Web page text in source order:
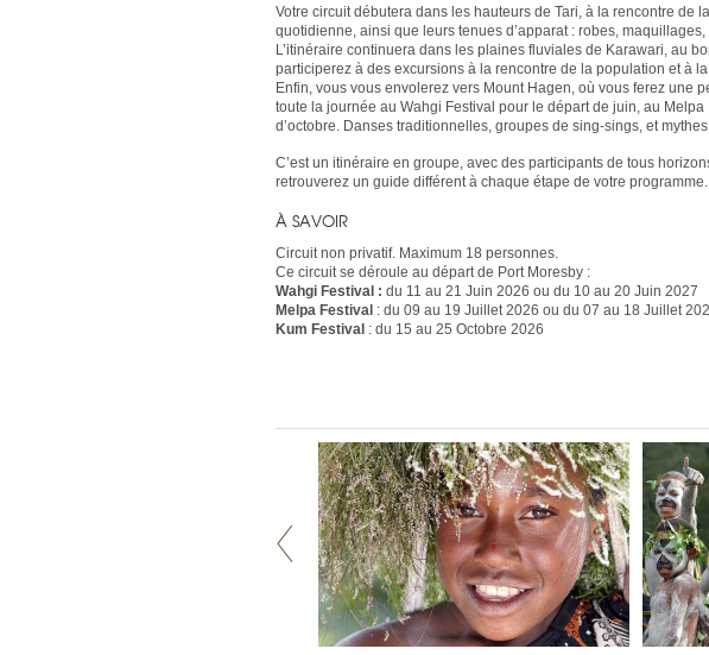
Votre circuit débutera dans les hauteurs de Tari, à la rencontre de
quotidienne, ainsi que leurs tenues d’apparat : robes,
L’itinéraire continuera dans les plaines fluviales de Karawari, au
participerez à des excursions à la rencontre de la population et à
Enfin, vous vous envolerez vers Mount Hagen, où vous ferez une
toute la journée au Wahgi Festival pour le départ de juin, au
d’octobre. Danses traditionnelles, groupes de sing-sings, et
C’est un itinéraire en groupe, avec des participants de tous
retrouverez un guide différent à chaque étape de votre programme.
À SAVOIR
Circuit non privatif. Maximum 18 personnes.
Ce circuit se déroule au départ de Port Moresby :
Wahgi Festival : du 11 au 21 Juin 2026 ou du 10 au 20 Juin 2027
Melpa Festival : du 09 au 19 Juillet 2026 ou du 07 au 18 Juillet
Kum Festival : du 15 au 25 Octobre 2026